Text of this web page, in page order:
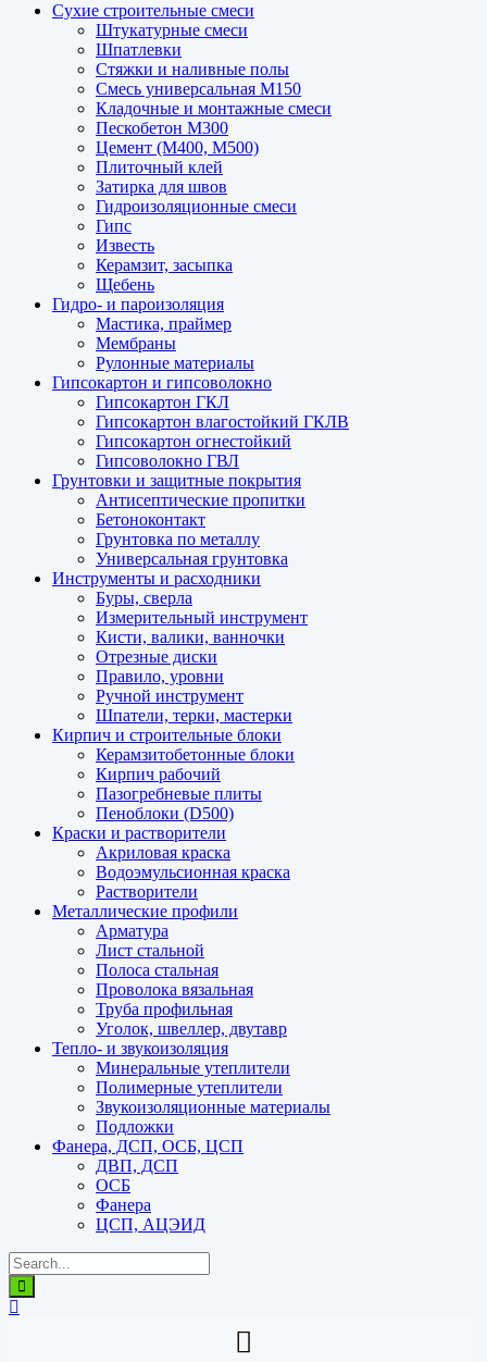
Сухие строительные смеси
Штукатурные смеси
Шпатлевки
Стяжки и наливные полы
Смесь универсальная М150
Кладочные и монтажные смеси
Пескобетон М300
Цемент (М400, М500)
Плиточный клей
Затирка для швов
Гидроизоляционные смеси
Гипс
Известь
Керамзит, засыпка
Щебень
Гидро- и пароизоляция
Мастика, праймер
Мембраны
Рулонные материалы
Гипсокартон и гипсоволокно
Гипсокартон ГКЛ
Гипсокартон влагостойкий ГКЛВ
Гипсокартон огнестойкий
Гипсоволокно ГВЛ
Грунтовки и защитные покрытия
Антисептические пропитки
Бетоноконтакт
Грунтовка по металлу
Универсальная грунтовка
Инструменты и расходники
Буры, сверла
Измерительный инструмент
Кисти, валики, ванночки
Отрезные диски
Правило, уровни
Ручной инструмент
Шпатели, терки, мастерки
Кирпич и строительные блоки
Керамзитобетонные блоки
Кирпич рабочий
Пазогребневые плиты
Пеноблоки (D500)
Краски и растворители
Акриловая краска
Водоэмульсионная краска
Растворители
Металлические профили
Арматура
Лист стальной
Полоса стальная
Проволока вязальная
Труба профильная
Уголок, швеллер, двутавр
Тепло- и звукоизоляция
Минеральные утеплители
Полимерные утеплители
Звукоизоляционные материалы
Подложки
Фанера, ДСП, ОСБ, ЦСП
ДВП, ДСП
ОСБ
Фанера
ЦСП, АЦЭИД